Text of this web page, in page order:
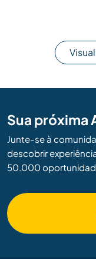
Sua próxima
Junte-se à
descobrir
50.000